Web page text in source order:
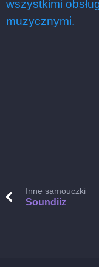
wszystkimi
muzycznymi.
Inne samouczki
Soundiiz